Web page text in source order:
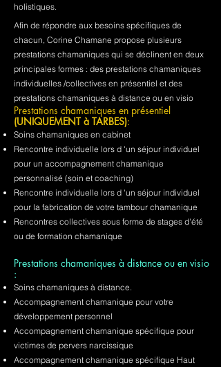
holistiques.
Afin de répondre aux besoins spécifiques de
chacun, Corine Chamane propose plusieurs
prestations chamaniques qui se déclinent en deux
principales formes : des prestations chamaniques
individuelles /collectives en présentiel et des
prestations chamaniques à distance ou en visio
Prestations chamaniques en présentiel
(UNIQUEMENT à TARBES):
Soins chamaniques en cabinet
Rencontre individuelle lors d 'un séjour individuel
pour un accompagnement chamanique
personnalisé (soin et coaching)
Rencontre individuelle lors d 'un séjour individuel
pour la fabrication de votre tambour chamanique
Rencontres collectives sous forme de stages d'été
ou de formation chamanique
Prestations chamaniques à distance ou en visio
:
Soins chamaniques à distance.
Accompagnement chamanique pour votre
développement personnel
Accompagnement chamanique spécifique pour
victimes de pervers narcissique
Accompagnement chamanique spécifique Haut